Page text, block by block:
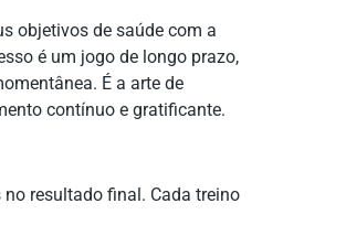
objetivos de saúde com a
é um jogo de longo prazo,
É a arte de
contínuo e gratificante.
resultado final. Cada treino